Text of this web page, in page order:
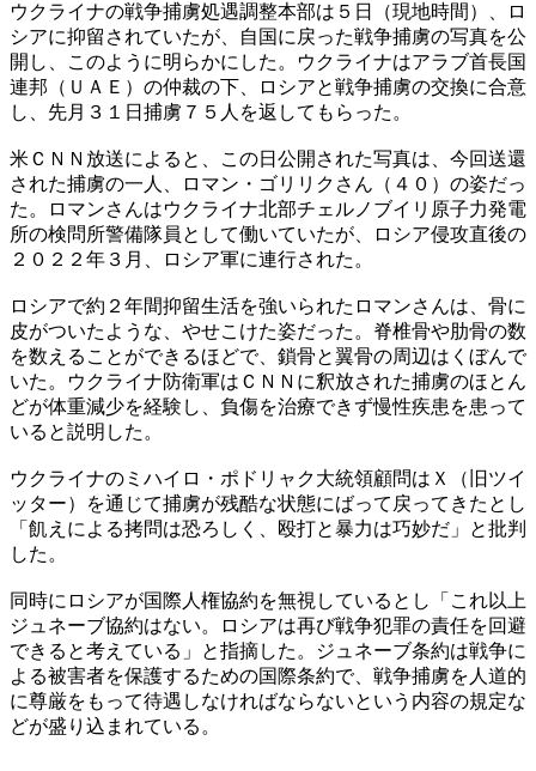
ウクライナの戦争捕虜処遇調整本部は５日（現地時間）、ロ
シアに抑留されていたが、自国に戻った戦争捕虜の写真を公
開し、このように明らかにした。ウクライナはアラブ首長国
連邦（ＵＡＥ）の仲裁の下、ロシアと戦争捕虜の交換に合意
し、先月３１日捕虜７５人を返してもらった。
米ＣＮＮ放送によると、この日公開された写真は、今回送還
された捕虜の一人、ロマン・ゴリリクさん（４０）の姿だっ
た。ロマンさんはウクライナ北部チェルノブイリ原子力発電
所の検問所警備隊員として働いていたが、ロシア侵攻直後の
２０２２年３月、ロシア軍に連行された。
ロシアで約２年間抑留生活を強いられたロマンさんは、骨に
皮がついたような、やせこけた姿だった。脊椎骨や肋骨の数
を数えることができるほどで、鎖骨と翼骨の周辺はくぼんで
いた。ウクライナ防衛軍はＣＮＮに釈放された捕虜のほとん
どが体重減少を経験し、負傷を治療できず慢性疾患を患って
いると説明した。
ウクライナのミハイロ・ポドリャク大統領顧問はＸ（旧ツイ
ッター）を通じて捕虜が残酷な状態にばって戻ってきたとし
「飢えによる拷問は恐ろしく、殴打と暴力は巧妙だ」と批判
した。
同時にロシアが国際人権協約を無視しているとし「これ以上
ジュネーブ協約はない。ロシアは再び戦争犯罪の責任を回避
できると考えている」と指摘した。ジュネーブ条約は戦争に
よる被害者を保護するための国際条約で、戦争捕虜を人道的
に尊厳をもって待遇しなければならないという内容の規定な
どが盛り込まれている。